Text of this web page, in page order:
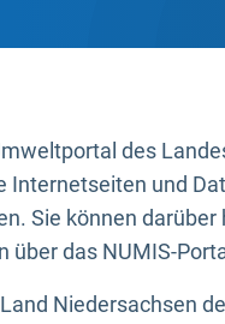
des
und
Sie können
das NUMIS-
Niedersachsen